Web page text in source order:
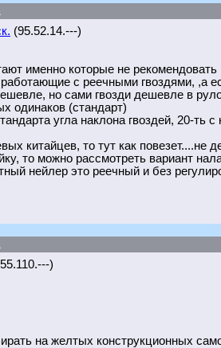
(95.52.14.---)
именно которые не
с реечными гвоздями, ,а
но сами гвозди дешевле в
одинаков (стандарт)
угла наклона гвоздей, 20-ть
китайцев, то тут как
то можно рассмотреть вариант
нейлер это реечный и без
)
на желтых конструкционных